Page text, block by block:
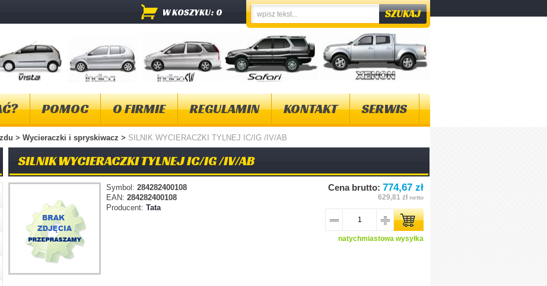
W KOSZYKU: 0
POMOC O FIRMIE REGULAMIN KONTAKT SERWIS
> Wycieraczki i spryskiwacz > SILNIK WYCIERACZKI TYLNEJ IC/IG /IV/AB
SILNIK WYCIERACZKI TYLNEJ IC/IG /IV/AB
Symbol: 284282400108
EAN: 284282400108
Producent: Tata
Cena brutto: 774,67 zł
629,81 zł netto
natychmiastowa wysyłka